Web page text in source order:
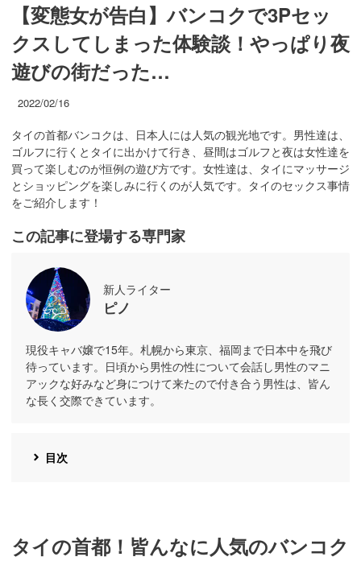
【変態女が告白】バンコクで3Pセッ
クスしてしまった体験談！やっぱり夜
遊びの街だった…
2022/02/16
タイの首都バンコクは、日本人には人気の観光地です。男性達は、
ゴルフに行くとタイに出かけて行き、昼間はゴルフと夜は女性達を
買って楽しむのが恒例の遊び方です。女性達は、タイにマッサージ
とショッピングを楽しみに行くのが人気です。タイのセックス事情
をご紹介します！
この記事に登場する専門家
新人ライター
ピノ
現役キャバ嬢で15年。札幌から東京、福岡まで日本中を飛び
待っています。日頃から男性の性について会話し男性のマニ
アックな好みなど身につけて来たので付き合う男性は、皆ん
な長く交際できています。
目次
タイの首都！皆んなに人気のバンコク